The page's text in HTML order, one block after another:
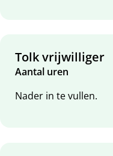
Tolk vrijwilliger
Aantal uren
Nader in te vullen.